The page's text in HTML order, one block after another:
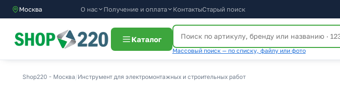
Москва О нас Получение и оплата КонтактыСтарый поиск
Каталог
Массовый поиск — по списку, файлу или фото
Shop220 - Москва/Инструмент для электромонтажных и строительных работ